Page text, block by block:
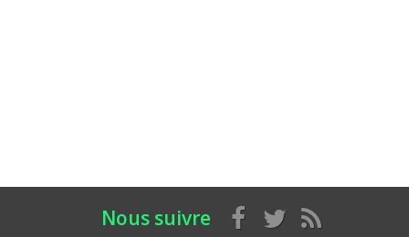
Nous suivre